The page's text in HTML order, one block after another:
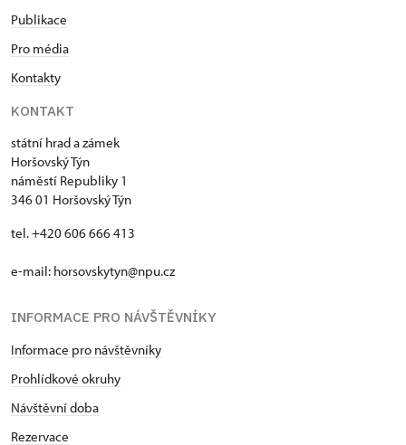
Publikace
Pro média
Kontakty
KONTAKT
státní hrad a zámek
Horšovský Týn
náměstí Republiky 1
346 01 Horšovský Týn
tel. +420 606 666 413
e-mail: horsovskytyn@npu.cz
INFORMACE PRO NÁVŠTĚVNÍKY
Informace pro návštěvníky
Prohlídkové okruhy
Návštěvní doba
Rezervace